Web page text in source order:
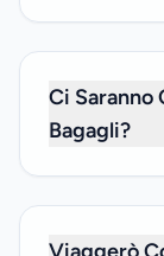
viaggiando.
condiviso.
Ci
Bagagli?
aggiuntivi.